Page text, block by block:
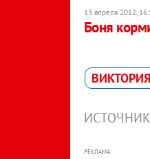
13 апреля 2012,
Боня
РЕКЛАМА